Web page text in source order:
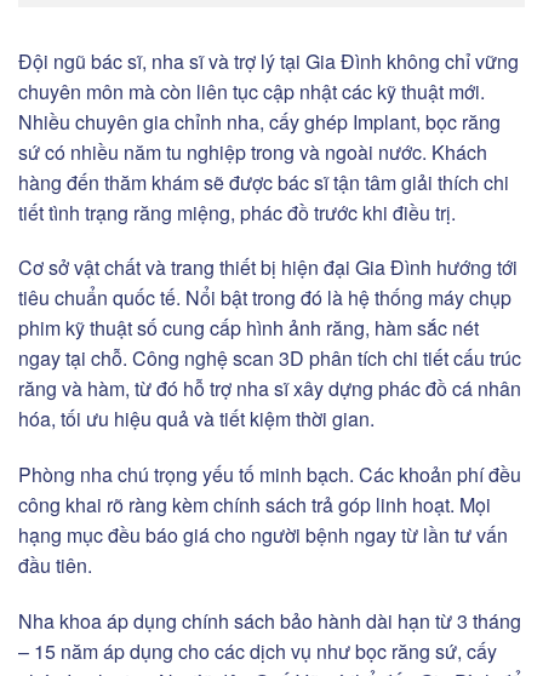
Đội ngũ bác sĩ, nha sĩ và trợ lý tại Gia Đình không chỉ vững
chuyên môn mà còn liên tục cập nhật các kỹ thuật mới.
Nhiều chuyên gia chỉnh nha, cấy ghép Implant, bọc răng
sứ có nhiều năm tu nghiệp trong và ngoài nước. Khách
hàng đến thăm khám sẽ được bác sĩ tận tâm giải thích chi
tiết tình trạng răng miệng, phác đồ trước khi điều trị.
Cơ sở vật chất và trang thiết bị hiện đại Gia Đình hướng tới
tiêu chuẩn quốc tế. Nổi bật trong đó là hệ thống máy chụp
phim kỹ thuật số cung cấp hình ảnh răng, hàm sắc nét
ngay tại chỗ. Công nghệ scan 3D phân tích chi tiết cấu trúc
răng và hàm, từ đó hỗ trợ nha sĩ xây dựng phác đồ cá nhân
hóa, tối ưu hiệu quả và tiết kiệm thời gian.
Phòng nha chú trọng yếu tố minh bạch. Các khoản phí đều
công khai rõ ràng kèm chính sách trả góp linh hoạt. Mọi
hạng mục đều báo giá cho người bệnh ngay từ lần tư vấn
đầu tiên.
Nha khoa áp dụng chính sách bảo hành dài hạn từ 3 tháng
– 15 năm áp dụng cho các dịch vụ như bọc răng sứ, cấy